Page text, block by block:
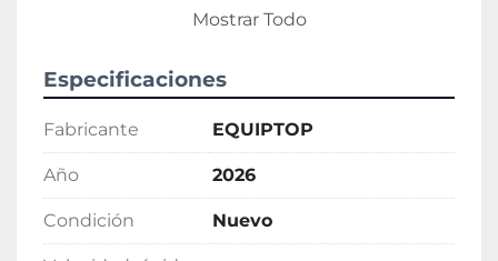
El avance vertical está accionado por un
automático opera en el rango de
mm; el avance Jog es de 0,001 mm y la
velocidad de desplazamiento rápido de
. El avance transversal también es
servoaccionado, con dos rangos de velocidad
—desbaste y acabado— y ajuste de la
velocidad de perfilado de muela desde el
propio panel.
Mostrar Todo
Especificaciones
Fabricante EQUIPTOP
Año 2026
Condición Nuevo